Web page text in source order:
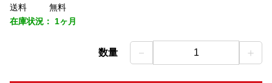
送料
無料
在庫状況： 1ヶ月
数量 － 1 ＋